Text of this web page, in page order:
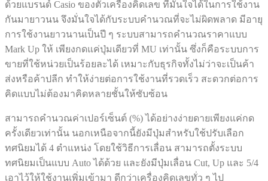
ด้วยแบรนด์ Casio ของตัวเครื่องคิดเลข ที่มั่นใจได้ในการใช้งาน
กันมายาวนน จึงมั่นใจได้กับระบบคำนวณที่จะไม่ผิดพลาด มีอายุ
การใช้งานยาวนานเป็นปี ๆ ระบบสามารถคำนวณราคาแบบ
Mark Up ให้ เพียงกดแค่ปุ่มเดียวที่ MU เท่านั้น ซึ่งก็คือระบบการ
ขายที่ใช้หน่วยเป็นร้อยละได้ เหมาะกับธุรกิจทั้งไม่ว่าจะเป็นค้า
ส่งหรือค้าปลีก ทำให้ง่ายต่อการใช้งานที่รวดเร็ว สะดวกต่อการ
คิดแบบไม่ต้องมาคิดหลายชั้นให้ซับซ้อน
สามารถคำนวณค่าเปอร์เซ็นต์ (%) ได้อย่างง่ายดายเพียงแค่กด
ครั้งเดียวเท่านั้น นอกเหนือจากนี้ยังมีปุ่มสำหรับใช้ปรับเลือก
ทศนิยมได้ 4 ตำแหน่ง โดยใช้วิธีการเลื่อน สามารถตั้งระบบ
ทศนิยมเป็นแบบ Auto ได้ด้วย และยังมีปุ่มเลื่อน Cut, Up และ 5/4
เอาไว้ให้ใช้งานเพิ่มเข้ามา ดีกว่าเครื่องคิดเลขทั่ว ๆ ไป